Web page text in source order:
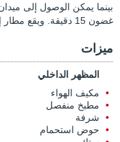
بينما يمكن الوصول إلى
غضون 15 دقيقة. ويقع مطار إسطنبول الدولي على بُعد 30 دقيقة تقريباً.
ميزات
المظهر الداخلي
مكيف الهواء
مطبخ منفصل
شرفة
حوض استحمام